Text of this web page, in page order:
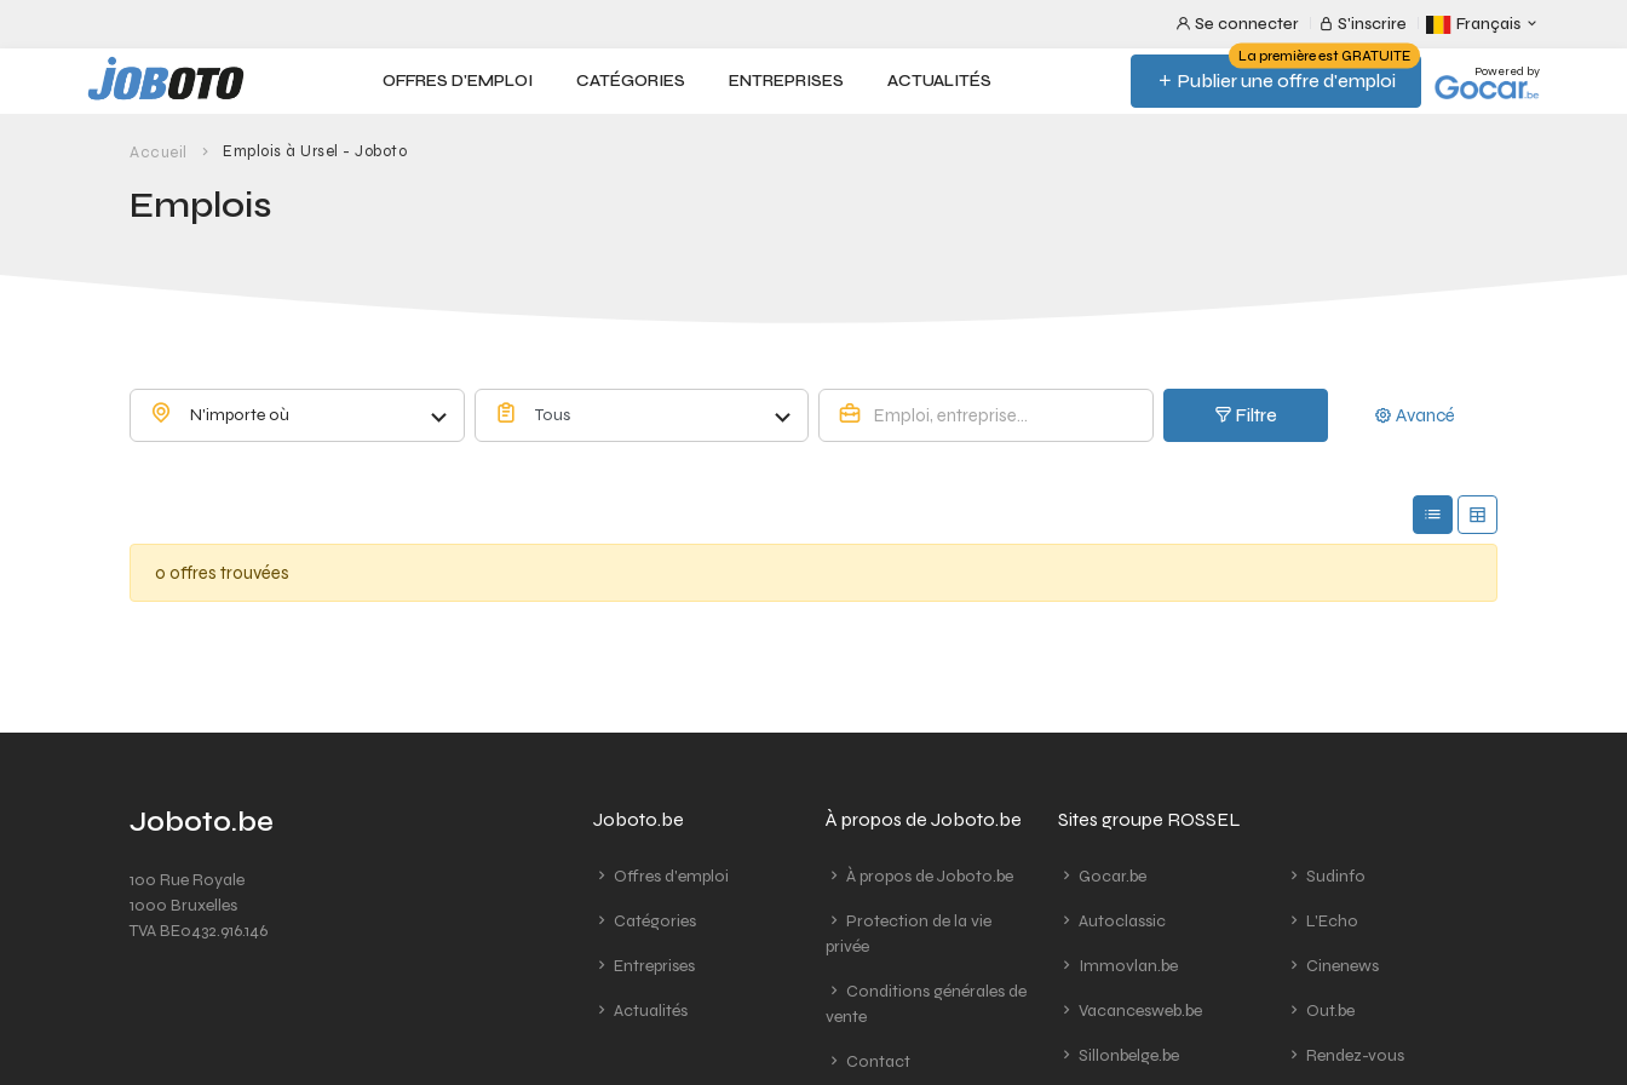
Se connecter S'inscrire Français
OFFRES D'EMPLOI CATÉGORIES ENTREPRISES ACTUALITÉS Publier une offre d'emploi
La première est GRATUITE
Powered by
Accueil Emplois à Ursel - Joboto
Emplois
N'importe où Tous Filtre Avancé
0 offres trouvées
Joboto.be
100 Rue Royale
1000 Bruxelles
TVA BE0432.916.146
Joboto.be
Offres d'emploi
Catégories
Entreprises
Actualités
À propos de Joboto.be
À propos de Joboto.be
Protection de la vie
privée
Conditions générales de
vente
Contact
Sites groupe ROSSEL
Gocar.be
Autoclassic
Immovlan.be
Vacancesweb.be
Sillonbelge.be
Sudinfo
L'Echo
Cinenews
Out.be
Rendez-vous